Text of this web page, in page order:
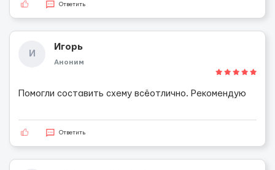
Ответить
И
Игорь
Аноним
Помогли составить схему всёотлично. Рекомендую
Ответить